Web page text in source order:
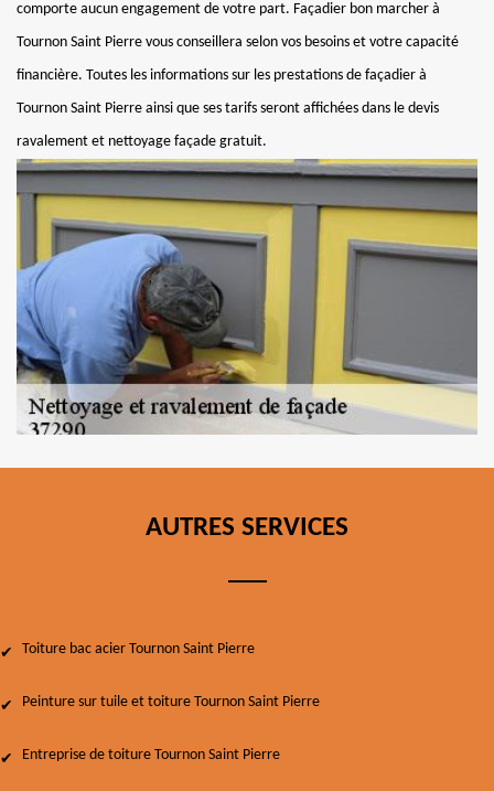
comporte aucun engagement de votre part. Façadier bon marcher à
Tournon Saint Pierre vous conseillera selon vos besoins et votre capacité
financière. Toutes les informations sur les prestations de façadier à
Tournon Saint Pierre ainsi que ses tarifs seront affichées dans le devis
ravalement et nettoyage façade gratuit.
AUTRES SERVICES
Toiture bac acier Tournon Saint Pierre
Peinture sur tuile et toiture Tournon Saint Pierre
Entreprise de toiture Tournon Saint Pierre